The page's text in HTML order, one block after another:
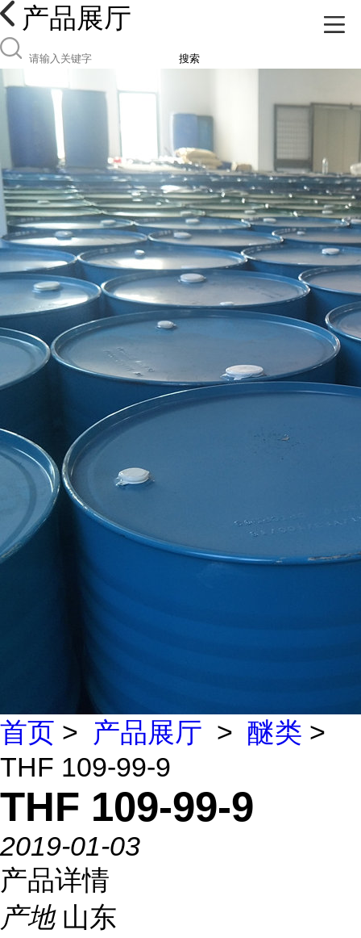
产品展厅
搜索
首页 > 产品展厅 > 醚类 >
THF 109-99-9
THF 109-99-9
2019-01-03
产品详情
产地 山东